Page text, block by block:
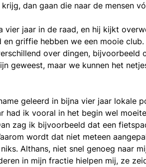
dan gaan die naar de mensen
vier jaar in de raad, en hij kijkt
en griffie hebben we een mooie
over dingen, bijvoorbeeld
geweest, maar we kunnen het
geleerd in bijna vier jaar lokale
had ik vooral in het begin wel
zag ik bijvoorbeeld dat een
wordt dat niet meteen
Althans, niet snel genoeg naar
in mijn fractie hielpen mij, ze